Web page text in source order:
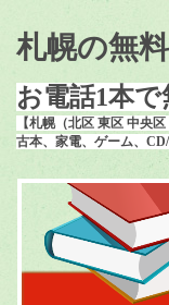
札幌の無
お電話1本で
【札幌（北区 東区 中央
古本、家電、ゲーム、